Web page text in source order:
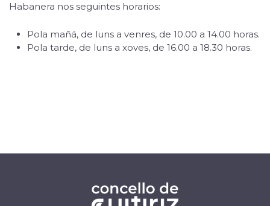
Habanera nos seguintes horarios:
Pola mañá, de luns a venres, de 10.00 a 14.00 horas.
Pola tarde, de luns a xoves, de 16.00 a 18.30 horas.